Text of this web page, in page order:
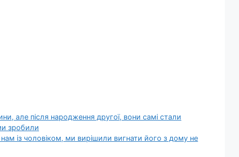
але після народження другої, вони самі стали
зробили
із чоловіком, ми вирішили вигнати його з дому не